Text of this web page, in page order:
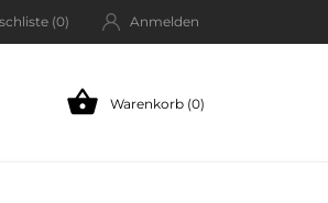
(0) Anmelden
 Warenkorb (0)